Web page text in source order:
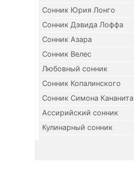
Сонник Юрия Лонго
Сонник Дэвида Лоффа
Сонник Азара
Сонник Велес
Любовный сонник
Сонник Копалинского
Сонник Симона Кананита
Ассирийский сонник
Кулинарный сонник